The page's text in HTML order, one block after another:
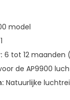
model
1
: 6 tot 12 maanden
de AP9900
Natuurlijke